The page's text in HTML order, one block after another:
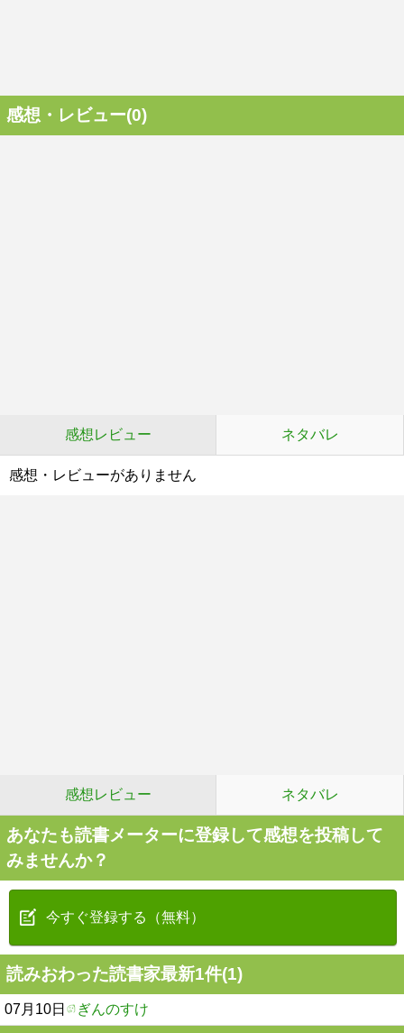
感想・レビュー(0)
感想レビュー ネタバレ
感想・レビューがありません
感想レビュー ネタバレ
あなたも読書メーターに登録して感想を投稿して
みませんか？
今すぐ登録する（無料）
読みおわった読書家最新1件(1)
07月10日 ぎんのすけ